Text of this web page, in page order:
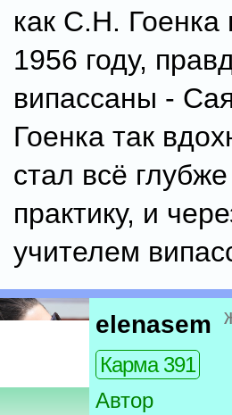
как С.Н.
1956 году,
випассаны -
Гоенка так
стал всё
практику, и
учителем
elenasem
Карма 391
Автор